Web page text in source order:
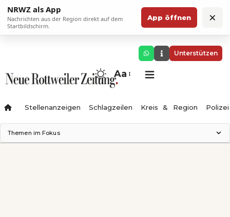
NRWZ als App
Nachrichten aus der Region direkt auf dem
Startbildschirm.
App öffnen ×
Unterstützen
Aa
Stellenanzeigen Schlagzeilen Kreis & Region Polizei
Themen im Fokus